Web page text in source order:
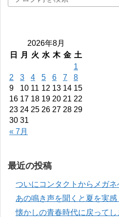
2026年8月
日
月 火 水 木 金 土
« 7月
1
2
3 4 5 6 7
8
9
10 11 12 13 14 15
16 17 18 19 20 21 22
23 24 25 26 27 28 29
30 31
最近の投稿
ついにコンタクトからメガネ
あの鳴き声を聞くと夏を実感
懐かしの青春時代に戻ってし